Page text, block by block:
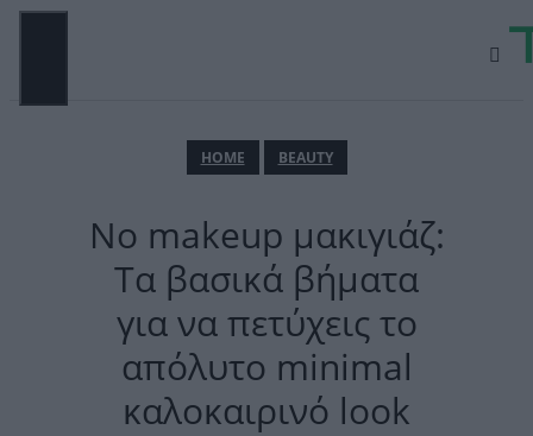
Μετάβαση
ΗΟΜΕ BEAUTY
No makeup μακιγιάζ:
Τα βασικά βήματα
για να πετύχεις το
απόλυτο minimal
καλοκαιρινό look